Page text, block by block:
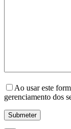
Ao usar este
gerenciamento dos